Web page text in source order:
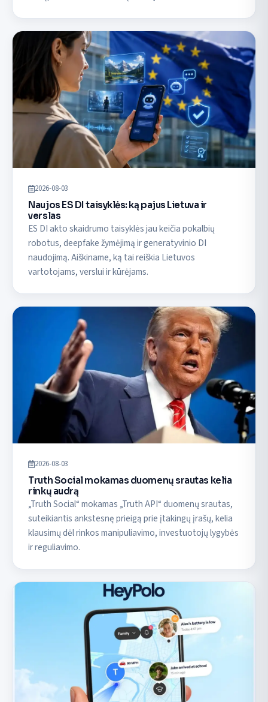
2026-08-03
Naujos ES DI taisyklės: ką pajus Lietuva ir
verslas
ES DI akto skaidrumo taisyklės jau keičia pokalbių
robotus, deepfake žymėjimą ir generatyvinio DI
naudojimą. Aiškiname, ką tai reiškia Lietuvos
vartotojams, verslui ir kūrėjams.
2026-08-03
Truth Social mokamas duomenų srautas kelia
rinkų audrą
„Truth Social“ mokamas „Truth API“ duomenų srautas,
suteikiantis ankstesnę prieigą prie įtakingų įrašų, kelia
klausimų dėl rinkos manipuliavimo, investuotojų lygybės
ir reguliavimo.